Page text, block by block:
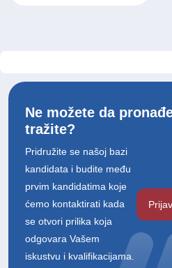
Ne možete da
tražite?
Pridružite se našoj bazi
kandidata i budite među
prvim kandidatima koje
ćemo kontaktirati kada
se otvori prilika koja
odgovara Vašem
iskustvu i kvalifikacijama.